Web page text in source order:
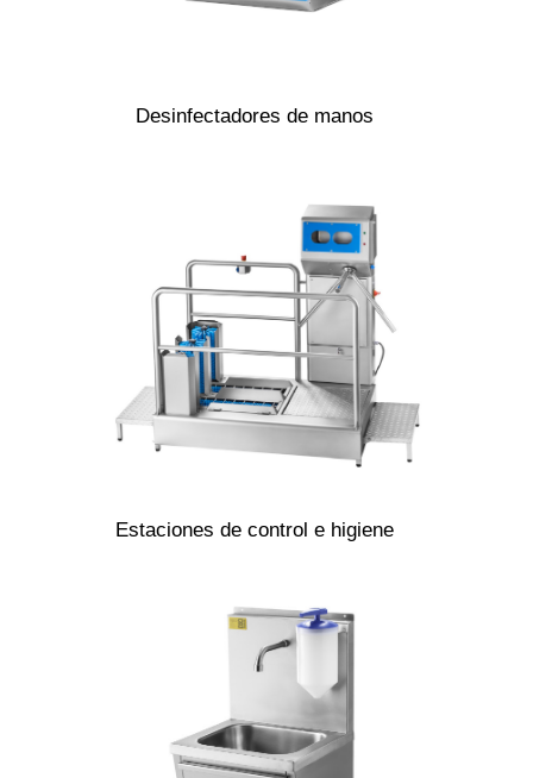
Desinfectadores de manos
Estaciones de control e higiene